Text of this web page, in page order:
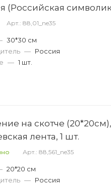
(Российская
Арт.: 88,01_ne35
30*30 см
— Россия
— 1 шт.
на скотче
лента, 1 шт.
Арт.: 88,561_ne35
20*20 см
— Россия